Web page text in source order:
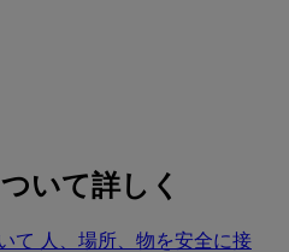
いて詳しく
て 人、場所、物を安全に接